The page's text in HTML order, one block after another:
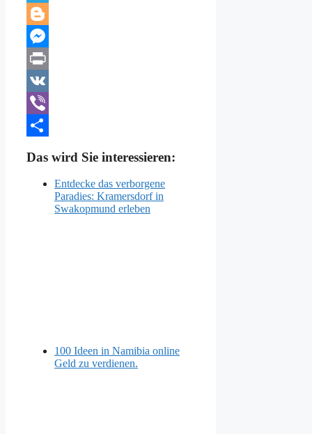
Telegram
Blogger
Messenger
Print
VK
Viber
Das wird Sie interessieren:
Entdecke das verborgene
Paradies: Kramersdorf in
Swakopmund erleben
100 Ideen in Namibia online
Geld zu verdienen.